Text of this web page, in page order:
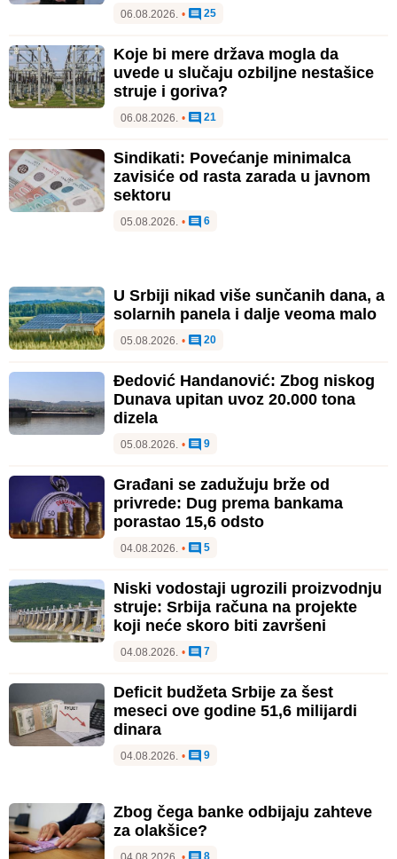
06.08.2026. • 25
Koje bi mere država mogla da
uvede u slučaju ozbiljne nestašice
struje i goriva?
06.08.2026. • 21
Sindikati: Povećanje minimalca
zavisiće od rasta zarada u javnom
sektoru
05.08.2026. • 6
U Srbiji nikad više sunčanih dana, a
solarnih panela i dalje veoma malo
05.08.2026. • 20
Đedović Handanović: Zbog niskog
Dunava upitan uvoz 20.000 tona
dizela
05.08.2026. • 9
Građani se zadužuju brže od
privrede: Dug prema bankama
porastao 15,6 odsto
04.08.2026. • 5
Niski vodostaji ugrozili proizvodnju
struje: Srbija računa na projekte
koji neće skoro biti završeni
04.08.2026. • 7
Deficit budžeta Srbije za šest
meseci ove godine 51,6 milijardi
dinara
04.08.2026. • 9
Zbog čega banke odbijaju zahteve
za olakšice?
8